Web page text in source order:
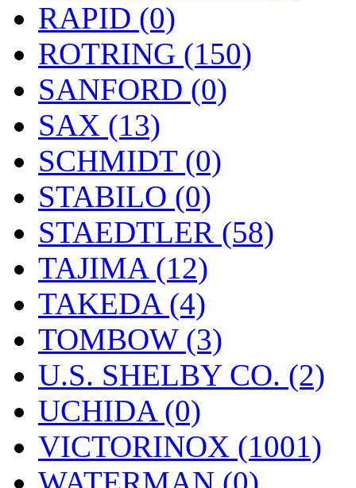
RAPID (0)
ROTRING (150)
SANFORD (0)
SAX (13)
SCHMIDT (0)
STABILO (0)
STAEDTLER (58)
TAJIMA (12)
TAKEDA (4)
TOMBOW (3)
U.S. SHELBY CO. (2)
UCHIDA (0)
VICTORINOX (1001)